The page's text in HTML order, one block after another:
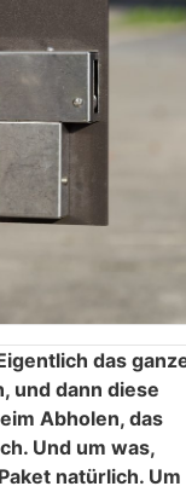
das
und dann diese
Abholen, das
Und um was,
natürlich. Um